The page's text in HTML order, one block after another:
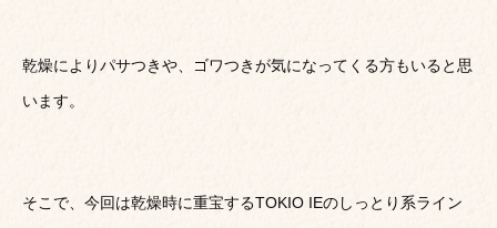
乾燥によりパサつきや、ゴワつきが気になってくる方もいると思
います。
そこで、今回は乾燥時に重宝するTOKIO IEのしっとり系ライン